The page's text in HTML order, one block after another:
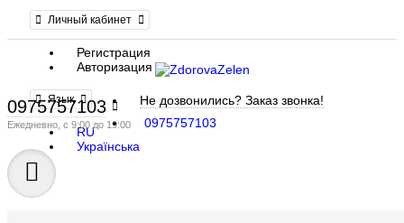
Личный кабинет
Регистрация
Авторизация
Язык
RU
Українська
0975757103
Ежедневно, с 9:00 до 19:00
Не дозвонились? Заказ звонка!
0975757103